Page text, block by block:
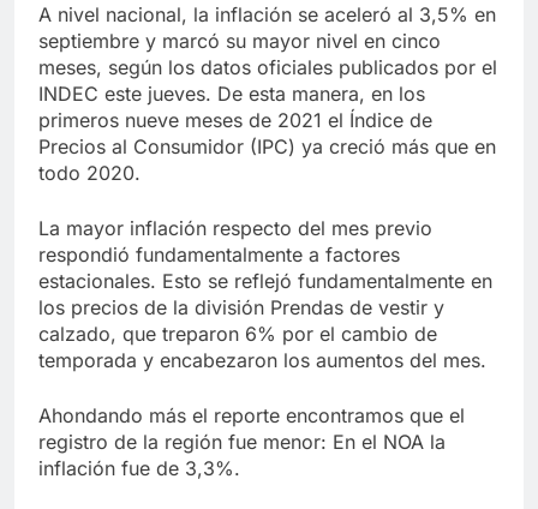
A nivel nacional, la inflación se aceleró al 3,5% en
septiembre y marcó su mayor nivel en cinco
meses, según los datos oficiales publicados por el
INDEC este jueves. De esta manera, en los
primeros nueve meses de 2021 el Índice de
Precios al Consumidor (IPC) ya creció más que en
todo 2020.
La mayor inflación respecto del mes previo
respondió fundamentalmente a factores
estacionales. Esto se reflejó fundamentalmente en
los precios de la división Prendas de vestir y
calzado, que treparon 6% por el cambio de
temporada y encabezaron los aumentos del mes.
Ahondando más el reporte encontramos que el
registro de la región fue menor: En el NOA la
inflación fue de 3,3%.